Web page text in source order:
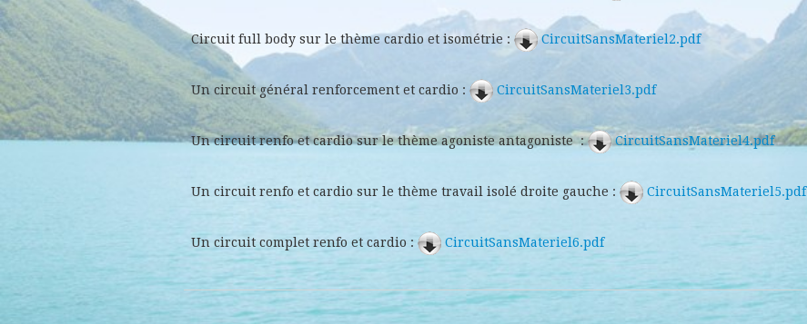
Circuit full body sur le thème cardio et isométrie : CircuitSansMateriel2.pdf
Un circuit général renforcement et cardio : CircuitSansMateriel3.pdf
Un circuit renfo et cardio sur le thème agoniste antagoniste : CircuitSansMateriel4.pdf
Un circuit renfo et cardio sur le thème travail isolé droite gauche : CircuitSansMateriel5.pdf
Un circuit complet renfo et cardio : CircuitSansMateriel6.pdf